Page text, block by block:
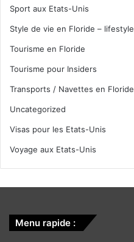
Sport aux Etats-Unis
Style de vie en Floride – lifestyle
Tourisme en Floride
Tourisme pour Insiders
Transports / Navettes en Floride
Uncategorized
Visas pour les Etats-Unis
Voyage aux Etats-Unis
Menu rapide :